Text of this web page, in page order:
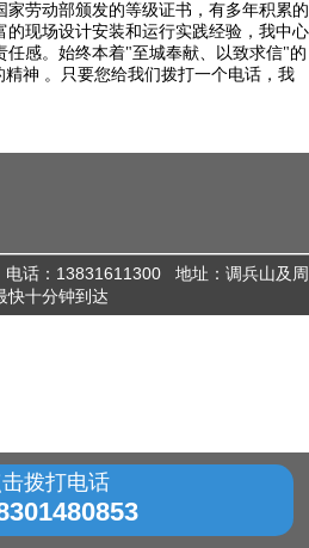
劳动部颁发的等级证书，有多年积累的
的现场设计安装和运行实践经验，我中心
任感。始终本着"至城奉献、以致求信"的
神 。只要您给我们拨打一个电话，我
话：13831611300 地址：调兵山及周
快十分钟到达
击拨打电话